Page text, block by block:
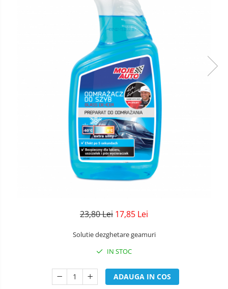
23,80 Lei 17,85 Lei
Solutie dezghetare geamuri
IN STOC
ADAUGA IN COS